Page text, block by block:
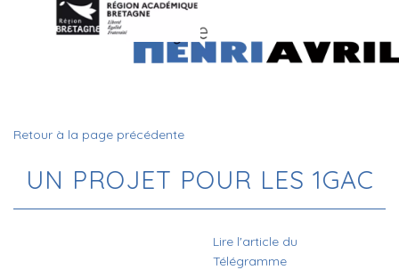
Retour à la page précédente
UN PROJET POUR LES 1GAC
Lire l'article du
Télégramme